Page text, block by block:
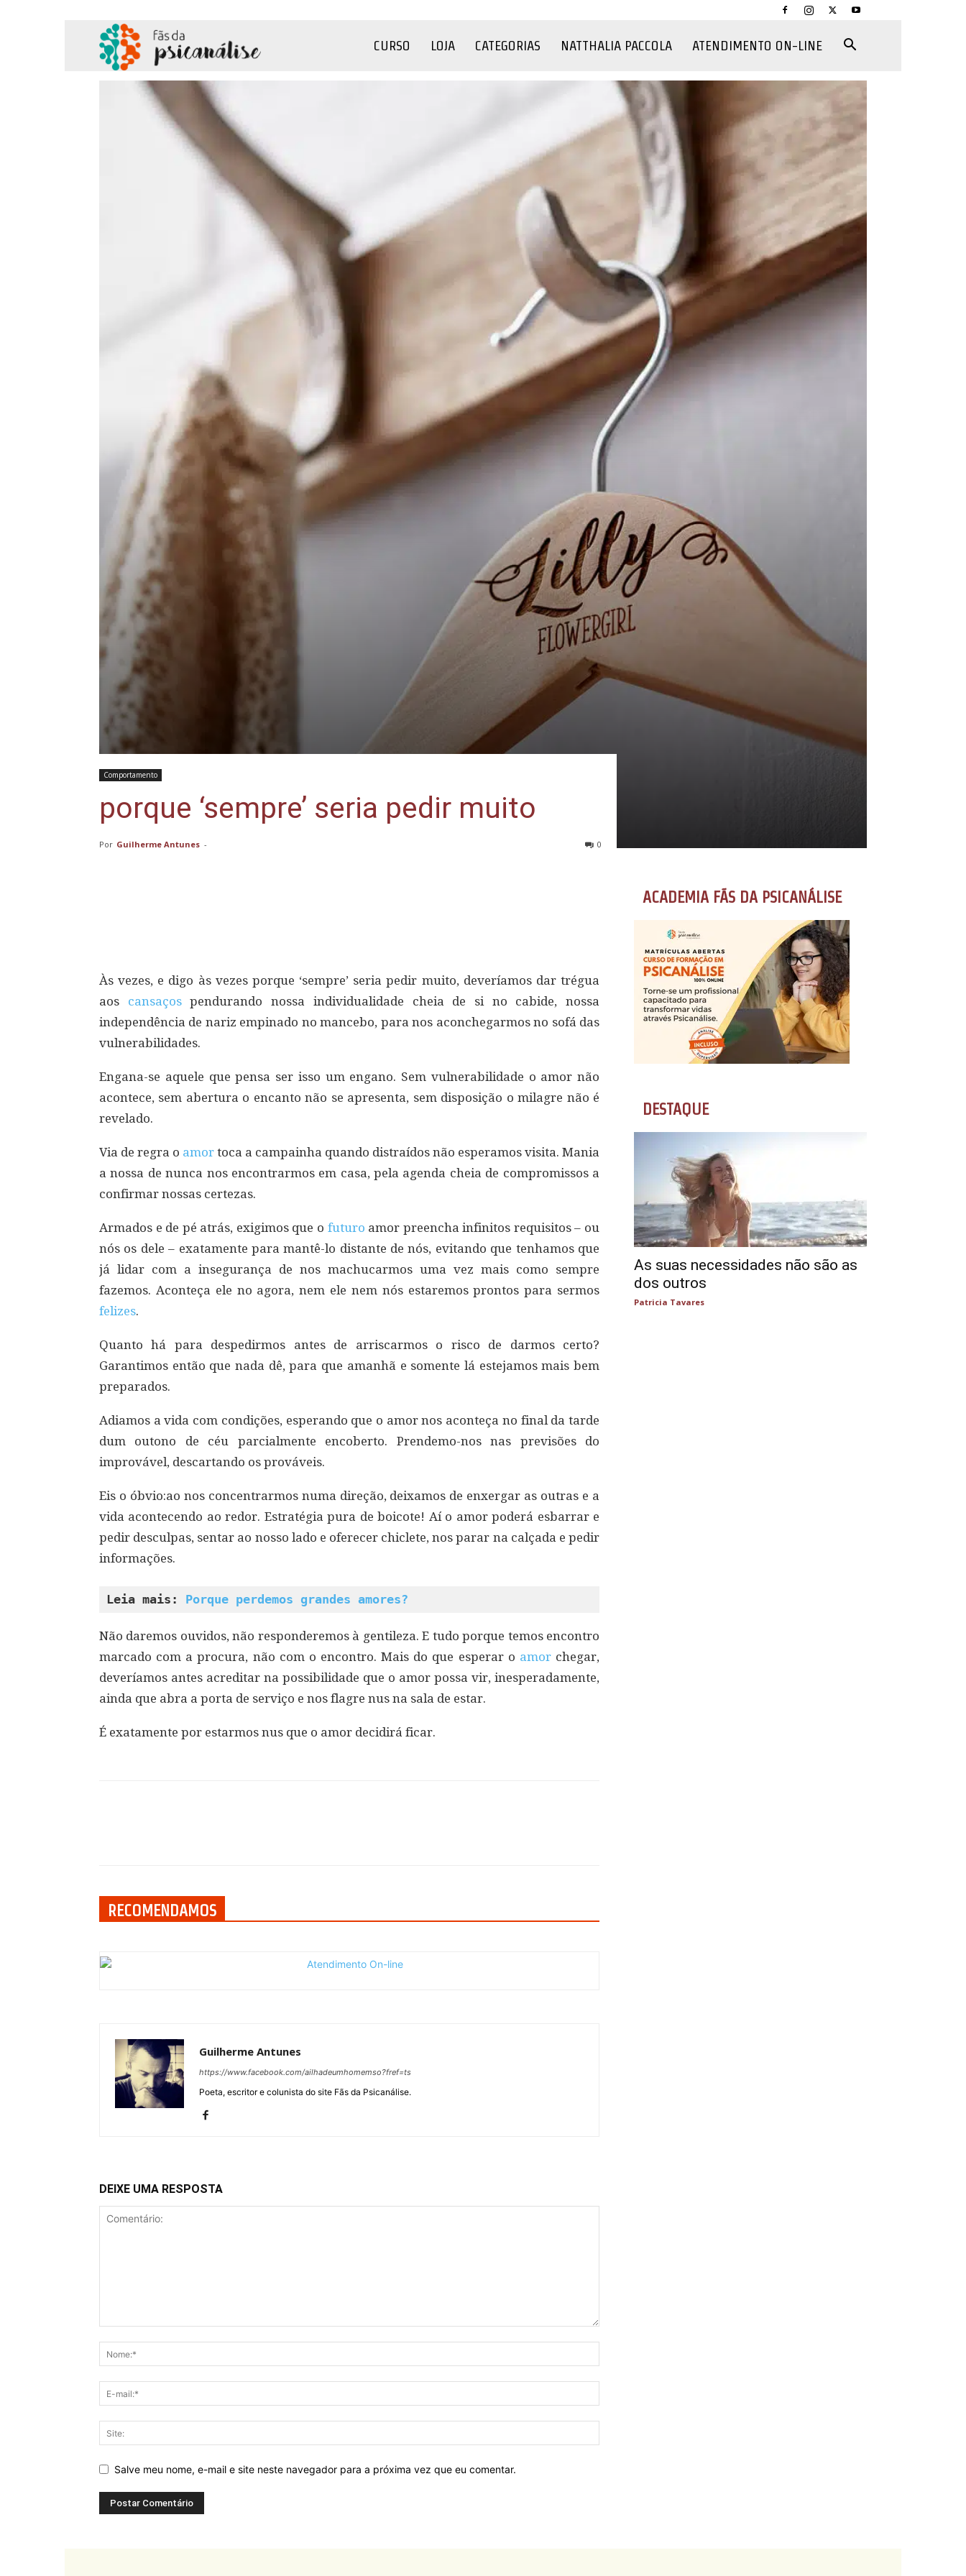
Psicanálise
CURSO LOJA CATEGORIAS NATTHALIA PACCOLA ATENDIMENTO ON-LINE
Comportamento
porque ‘sempre’ seria pedir muito
Por Guilherme Antunes - 0
Às vezes, e digo às vezes porque ‘sempre’ seria pedir muito, deveríamos dar trégua
aos cansaçospendurando nossa individualidade cheia de si no cabide, nossa
independência de nariz empinado no mancebo, para nos aconchegarmos no sofá das
vulnerabilidades.
Engana-se aquele que pensa ser isso um engano. Sem vulnerabilidade o amor não
acontece, sem abertura o encanto não se apresenta, sem disposição o milagre não é
revelado.
Via de regra o amor toca a campainha quando distraídos não esperamos visita. Mania
a nossa de nunca nos encontrarmos em casa, pela agenda cheia de compromissos a
confirmar nossas certezas.
Armados e de pé atrás, exigimos que o futuro amor preencha infinitos requisitos – ou
nós os dele – exatamente para mantê-lo distante de nós, evitando que tenhamos que
já lidar com a insegurança de nos machucarmos uma vez mais como sempre
fazemos. Aconteça ele no agora, nem ele nem nós estaremos prontos para sermos
felizes.
Quanto há para despedirmos antes de arriscarmos o risco de darmos certo?
Garantimos então que nada dê, para que amanhã e somente lá estejamos mais bem
preparados.
Adiamos a vida com condições, esperando que o amor nos aconteça no final da tarde
dum outono de céu parcialmente encoberto. Prendemo-nos nas previsões do
improvável, descartando os prováveis.
Eis o óbvio:ao nos concentrarmos numa direção, deixamos de enxergar as outras e a
vida acontecendo ao redor. Estratégia pura de boicote! Aí o amor poderá esbarrar e
pedir desculpas, sentar ao nosso lado e oferecer chiclete, nos parar na calçada e pedir
informações.
Leia mais: Porque perdemos grandes amores?
Não daremos ouvidos, não responderemos à gentileza. E tudo porque temos encontro
marcado com a procura, não com o encontro. Mais do que esperar o amorchegar,
deveríamos antes acreditar na possibilidade que o amor possa vir, inesperadamente,
ainda que abra a porta de serviço e nos flagre nus na sala de estar.
É exatamente por estarmos nus que o amor decidirá ficar.
RECOMENDAMOS
Guilherme Antunes
https://www.facebook.com/ailhadeumhomemso?fref=ts
Poeta, escritor e colunista do site Fãs da Psicanálise.
DEIXE UMA RESPOSTA
Salve meu nome, e-mail e site neste navegador para a próxima vez que eu comentar.
ACADEMIA FÃS DA PSICANÁLISE
DESTAQUE
As suas necessidades não são as
dos outros
Patricia Tavares